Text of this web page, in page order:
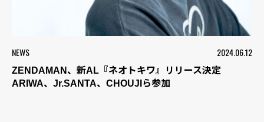
NEWS 2024.06.12
ZENDAMAN、新AL『ネオトキワ』リリース決定
ARIWA、Jr.SANTA、CHOUJIら参加